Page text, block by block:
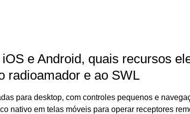
e Android, quais recursos
radioamador e ao SWL
para desktop, com controles pequenos e
nativo em telas móveis para operar receptores